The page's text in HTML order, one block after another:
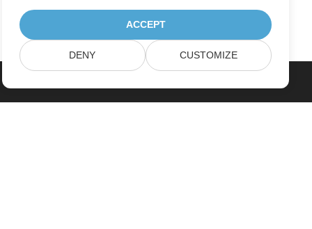
ACCEPT
CUSTOMIZE
DENY